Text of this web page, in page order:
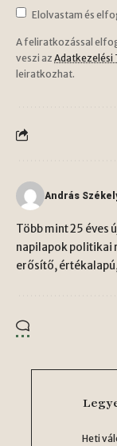
Elolvastam és
A feliratkozással
veszi az Adatkezelési
leiratkozhat.
András
Több mint 25 éves
napilapok politikai
erősítő,
Heti